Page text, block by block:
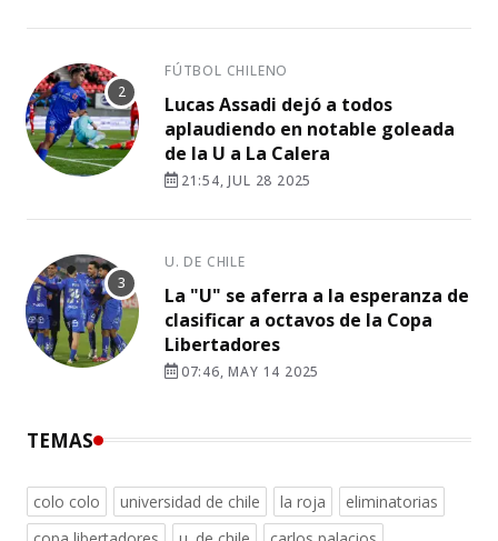
FÚTBOL CHILENO
Lucas Assadi dejó a todos
aplaudiendo en notable goleada
de la U a La Calera
21:54, JUL 28 2025
U. DE CHILE
La "U" se aferra a la esperanza de
clasificar a octavos de la Copa
Libertadores
07:46, MAY 14 2025
TEMAS
colo colo universidad de chile la roja
eliminatorias